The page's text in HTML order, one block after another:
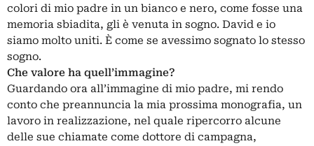
colori di mio padre in un bianco e nero, come fosse una
memoria sbiadita, gli è venuta in sogno. David e io
siamo molto uniti. È come se avessimo sognato lo stesso
sogno.
Che valore ha quell’immagine?
Guardando ora all’immagine di mio padre, mi rendo
conto che preannuncia la mia prossima monografia, un
lavoro in realizzazione, nel quale ripercorro alcune
delle sue chiamate come dottore di campagna,